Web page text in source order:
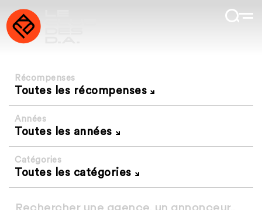
Récompenses
Toutes les récompenses
Années
Toutes les années
Catégories
Toutes les catégories